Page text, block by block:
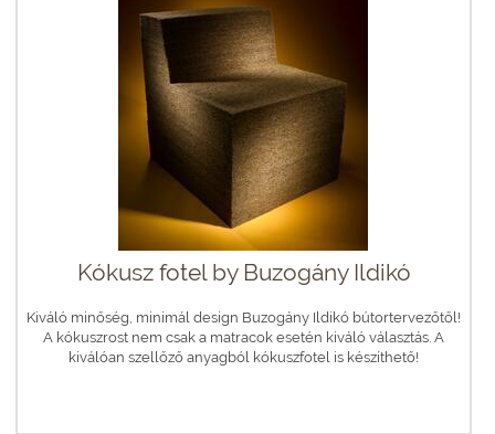
Kókusz fotel by Buzogány Ildikó
Kiváló minőség, minimál design Buzogány Ildikó bútortervezőtől!
A kókuszrost nem csak a matracok esetén kiváló választás. A
kiválóan szellőző anyagból kókuszfotel is készíthető!